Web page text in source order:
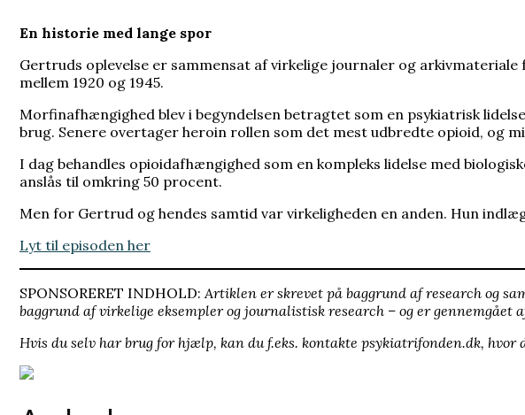
En historie med lange spor
Gertruds oplevelse er sammensat af virkelige journaler og
mellem 1920 og 1945.
Morfinafhængighed blev i begyndelsen betragtet som en psykiatrisk
brug. Senere overtager heroin rollen som det mest udbredte opioid, og
I dag behandles opioidafhængighed som en kompleks lidelse med
anslås til omkring 50 procent.
Men for Gertrud og hendes samtid var virkeligheden en anden. Hun
Lyt til episoden her
SPONSORERET INDHOLD: Artiklen er skrevet på baggrund af research og
baggrund af virkelige eksempler og journalistisk research – og er
Hvis du selv har brug for hjælp, kan du f.eks. kontakte psykiatrifonden.dk,